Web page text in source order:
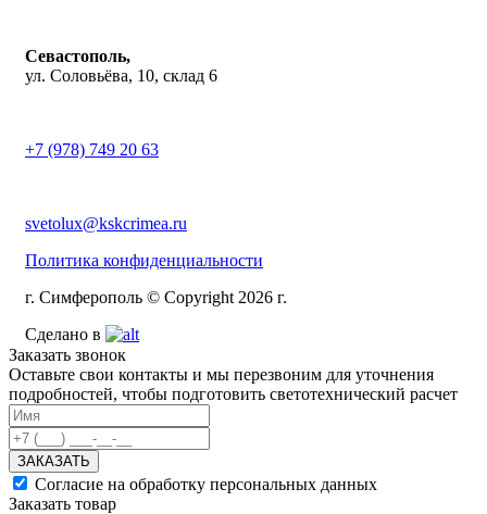
Севастополь,
ул. Соловьёва, 10, склад 6
+7 (978) 749 20 63
svetolux@kskcrimea.ru
Политика конфиденциальности
г. Симферополь © Copyright 2026 г.
Сделано в
Заказать звонок
Оставьте свои контакты и мы перезвоним для уточнения
подробностей, чтобы подготовить светотехнический расчет
ЗАКАЗАТЬ
Согласие на обработку персональных данных
Заказать товар